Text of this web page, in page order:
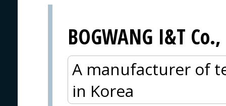
BOGWANG I&T
A manufacturer of
in Korea